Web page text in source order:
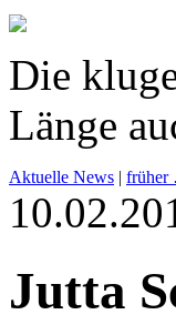
Die
Länge
Aktuelle News |
Jutta